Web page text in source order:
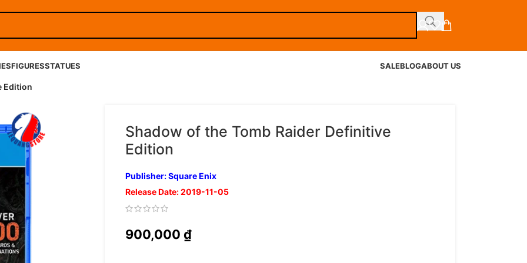
FIGURESSTATUES SALEBLOGABOUT US
Edition
Shadow of the Tomb Raider Definitive
Edition
Publisher: Square Enix
Release Date: 2019-11-05
900,000 ₫